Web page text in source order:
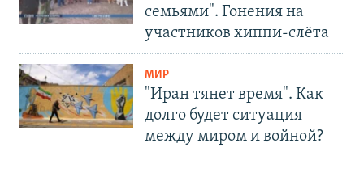
семьями". Гонения на
участников хиппи-слёта
МИР
"Иран тянет время". Как
долго будет ситуация
между миром и войной?